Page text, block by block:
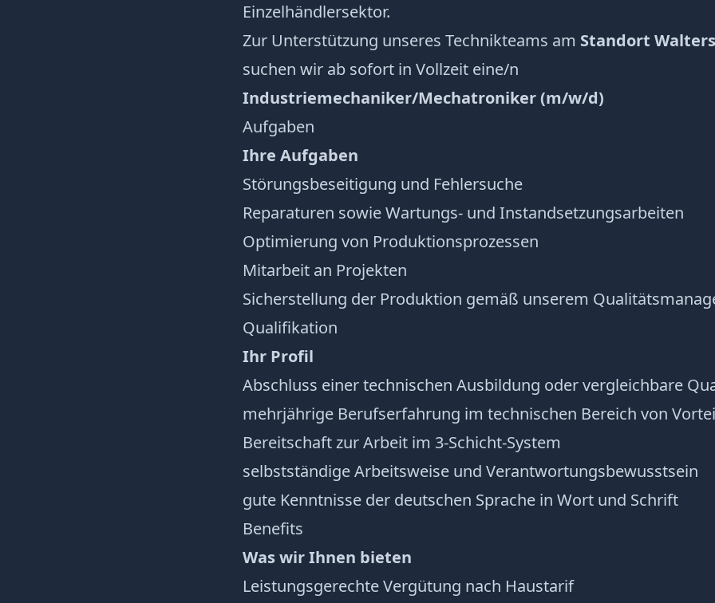
Einzelhändlersektor.
Zur Unterstützung unseres Technikteams am Standort
suchen wir ab sofort in Vollzeit eine/n
Industriemechaniker/Mechatroniker (m/w/d)
Aufgaben
Ihre Aufgaben
Störungsbeseitigung und Fehlersuche
Reparaturen sowie Wartungs- und Instandsetzungsarbeiten
Optimierung von Produktionsprozessen
Mitarbeit an Projekten
Sicherstellung der Produktion gemäß unserem
Qualifikation
Ihr Profil
Abschluss einer technischen Ausbildung oder vergleichbare
mehrjährige Berufserfahrung im technischen Bereich von
Bereitschaft zur Arbeit im 3-Schicht-System
selbstständige Arbeitsweise und Verantwortungsbewusstsein
gute Kenntnisse der deutschen Sprache in Wort und Schrift
Benefits
Was wir Ihnen bieten
Leistungsgerechte Vergütung nach Haustarif